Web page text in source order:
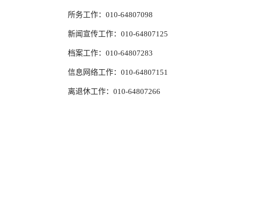
所务工作：010-64807098
新闻宣传工作：010-64807125
档案工作：010-64807283
信息网络工作：010-64807151
离退休工作：010-64807266